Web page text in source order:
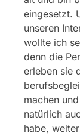
eingesetzt.
unseren
wollte ich
denn die
erleben sie
machen
natürlich
habe,